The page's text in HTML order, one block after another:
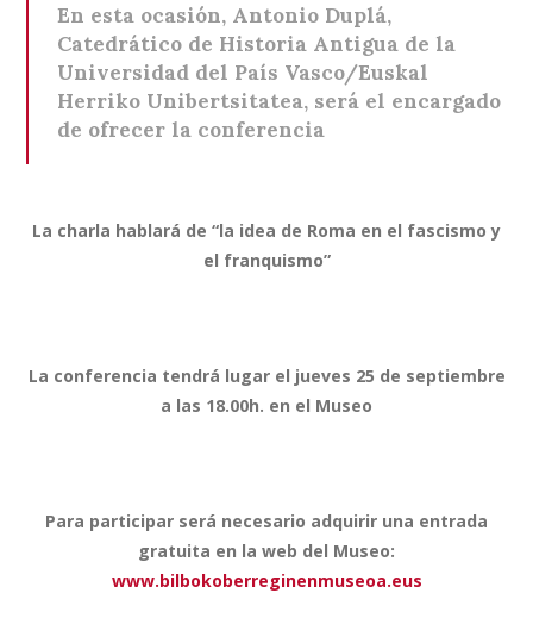
En esta ocasión, Antonio Duplá,
Catedrático de Historia Antigua de la
Universidad del País Vasco/Euskal
Herriko Unibertsitatea, será el encargado
de ofrecer la conferencia
La charla hablará de “la idea de Roma en el fascismo y
el franquismo”
La conferencia tendrá lugar el jueves 25 de septiembre
a las 18.00h. en el Museo
Para participar será necesario adquirir una entrada
gratuita en la web del Museo:
www.bilbokoberreginenmuseoa.eus